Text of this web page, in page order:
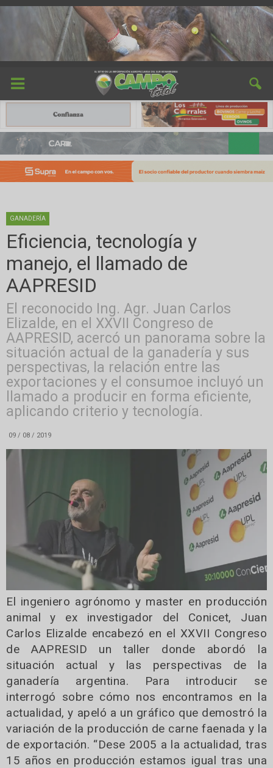
GANADERÍA
Eficiencia, tecnología y
manejo, el llamado de
AAPRESID
El reconocido Ing. Agr. Juan Carlos
Elizalde, en el XXVII Congreso de
AAPRESID, acercó un panorama sobre la
situación actual de la ganadería y sus
perspectivas, la relación entre las
exportaciones y el consumoe incluyó un
llamado a producir en forma eficiente,
aplicando criterio y tecnología.
09 / 08 / 2019
El ingeniero agrónomo y master en producción
animal y ex investigador del Conicet, Juan
Carlos Elizalde encabezó en el XXVII Congreso
de AAPRESID un taller donde abordó la
situación actual y las perspectivas de la
ganadería argentina. Para introducir se
interrogó sobre cómo nos encontramos en la
actualidad, y apeló a un gráfico que demostró la
variación de la producción de carne faenada y la
de exportación. “Dese 2005 a la actualidad, tras
15 años en producción estamos igual tras una